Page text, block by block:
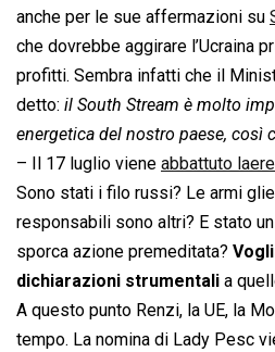
anche per le sue affermazioni su
che dovrebbe aggirare l’Ucraina
profitti. Sembra infatti che il
detto:  il South Stream è molto
energetica del nostro paese, così
– Il 17 luglio viene abbattuto
Sono stati i filo russi? Le armi
responsabili sono altri? E stato
sporca azione premeditata?
dichiarazioni strumentali a
A questo punto Renzi, la UE, la
tempo. La nomina di Lady Pesc